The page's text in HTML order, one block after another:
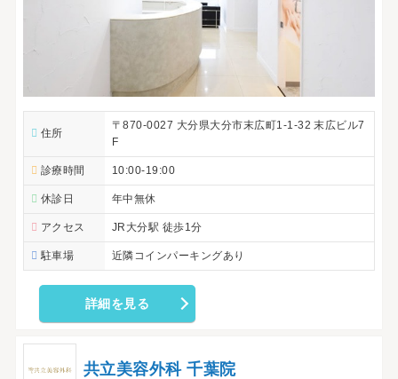
住所
〒870-0027 大分県大分市末広町1-1-32 末広ビル7
F
診療時間 10:00-19:00
休診日 年中無休
アクセス JR大分駅 徒歩1分
駐車場 近隣コインパーキングあり
詳細を見る
共立美容外科 千葉院